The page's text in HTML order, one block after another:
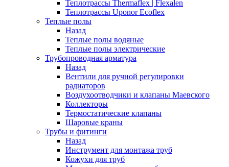
Теплотрассы Thermaflex | Flexalen
Теплотрассы Uponor Ecoflex
Теплые полы
Назад
Теплые полы водяные
Теплые полы электрические
Трубопроводная арматура
Назад
Вентили для ручной регулировки
радиаторов
Воздухоотводчики и клапаны Маевского
Коллекторы
Термостатические клапаны
Шаровые краны
Трубы и фитинги
Назад
Инструмент для монтажа труб
Кожухи для труб